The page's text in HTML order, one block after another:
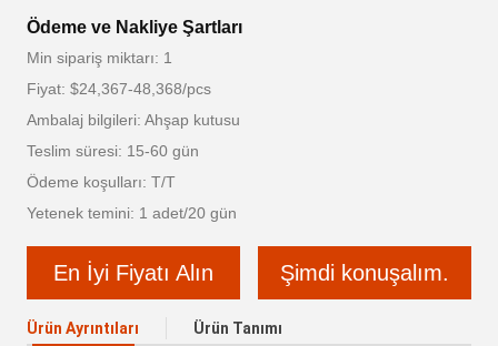
Ödeme ve Nakliye Şartları
Min sipariş miktarı: 1
Fiyat: $24,367-48,368/pcs
Ambalaj bilgileri: Ahşap kutusu
Teslim süresi: 15-60 gün
Ödeme koşulları: T/T
Yetenek temini: 1 adet/20 gün
En İyi Fiyatı Alın Şimdi konuşalım.
Ürün Ayrıntıları Ürün Tanımı